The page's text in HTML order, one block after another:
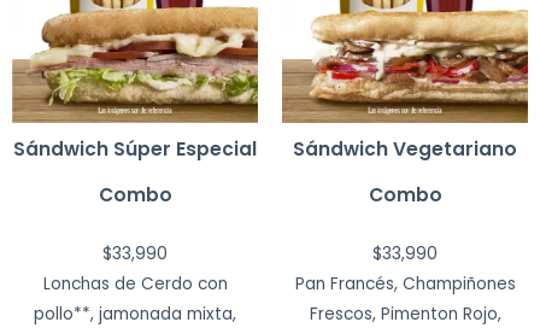
Sándwich Súper Especial
Combo
$33,990
Lonchas de Cerdo con
pollo**, jamonada mixta,
Sándwich Vegetariano
Combo
$33,990
Pan Francés, Champiñones
Frescos, Pimenton Rojo,